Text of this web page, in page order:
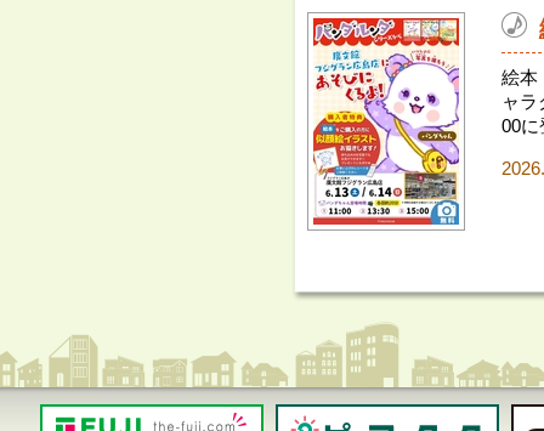
絵本
ャラ
00に